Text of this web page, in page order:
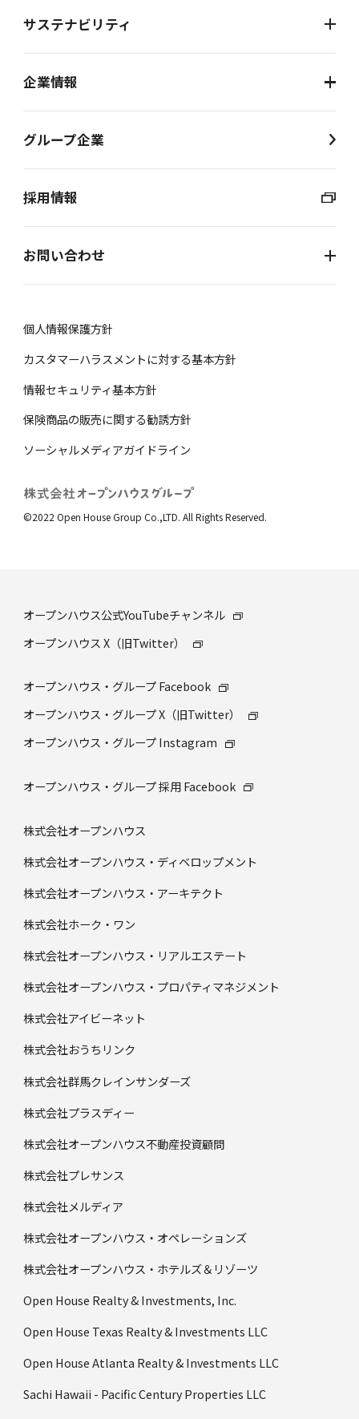
サステナビリティ
企業情報
グループ企業
採用情報
お問い合わせ
個⼈情報保護⽅針
カスタマーハラスメントに対する基本方針
情報セキュリティ基本方針
保険商品の販売に関する勧誘⽅針
ソーシャルメディアガイドライン
©2022 Open House Group Co.,LTD. All Rights Reserved.
オープンハウス公式YouTubeチャンネル
オープンハウス X（旧Twitter）
オープンハウス・グループ Facebook
オープンハウス・グループ X（旧Twitter）
オープンハウス・グループ Instagram
オープンハウス・グループ 採⽤ Facebook
株式会社オープンハウス
株式会社オープンハウス・ディベロップメント
株式会社オープンハウス・アーキテクト
株式会社ホーク・ワン
株式会社オープンハウス・リアルエステート
株式会社オープンハウス・プロパティマネジメント
株式会社アイビーネット
株式会社おうちリンク
株式会社群馬クレインサンダーズ
株式会社プラスディー
株式会社オープンハウス不動産投資顧問
株式会社プレサンス
株式会社メルディア
株式会社オープンハウス・オペレーションズ
株式会社オープンハウス・ホテルズ＆リゾーツ
Open House Realty & Investments, Inc.
Open House Texas Realty & Investments LLC
Open House Atlanta Realty & Investments LLC
Sachi Hawaii - Pacific Century Properties LLC